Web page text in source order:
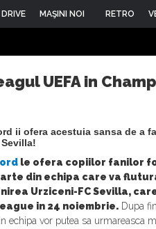
MAŞINI NOI RETRO
UEFA in
ii ofera acestuia sansa de a
le ofera copiilor fanilor
din echipa care va
Urziceni-FC Sevilla,
in 24 noiembrie. Dupa
echipa vor putea sa urmareasca